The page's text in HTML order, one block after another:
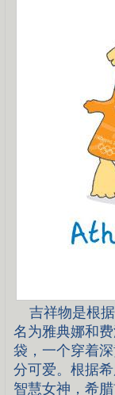
吉祥物是根据
名为雅典娜和
袋，一个穿着
分可爱。根据
智慧女神，希